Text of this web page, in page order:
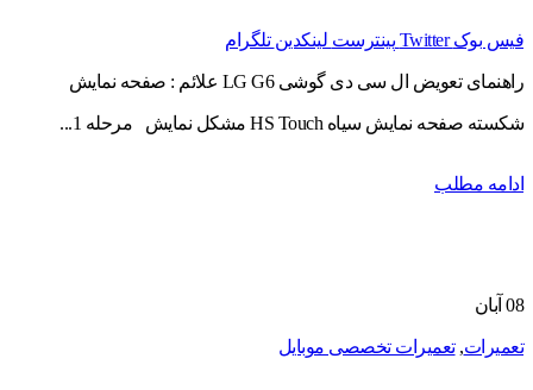
فیس بوک Twitter پینترست لینکدین تلگرام
راهنمای تعویض ال سی دی گوشی LG G6 علائم : صفحه نمایش
شکسته صفحه نمایش سیاه HS Touch مشکل نمایش مرحله 1...
ادامه مطلب
08 آبان
تعمیرات,تعمیرات تخصصی موبایل